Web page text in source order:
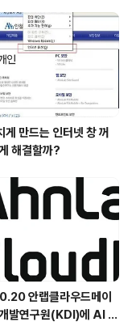
게 만드는 인터넷 창 꺼
해결할까?
안랩클라우드메이
발연구원(KDI)에 AI 어